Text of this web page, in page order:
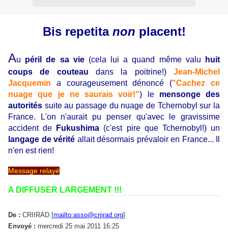
Bis repetita non placent!
Au péril de sa vie(cela lui a quand même valu
huit
coups de couteau dans la poitrine!)Jean-Michel
Jacquemin a courageusement dénoncé ("Cachez ce
nuage que je ne saurais voir!") le mensonge des
autorités suite au passage du nuage de Tchernobyl sur la
France. L'on n'aurait pu penser qu'avec le gravissime
accident de
Fukushima (c'est pire que Tchernobyl!) un
langage de vérité allait désormais prévaloir en France... Il
n'en est rien!
Message relayé
A DIFFUSER LARGEMENT !!!
De : CRIIRAD [mailto:asso@criirad.org]
Envoyé : mercredi 25 mai 2011 16:25